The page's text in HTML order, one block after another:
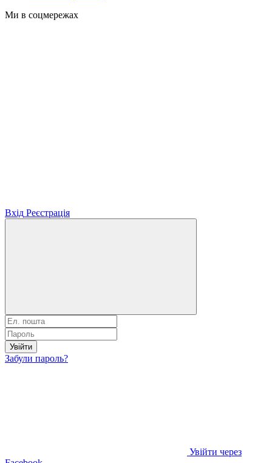
Ми в соцмережах
Вхід Реєстрація
Увійти
Забули пароль?
Увійти через